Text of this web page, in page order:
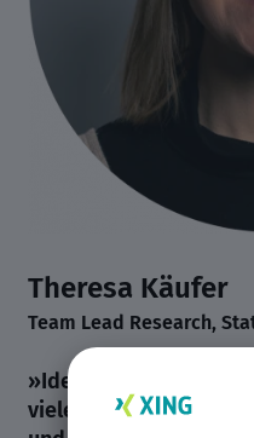
Theresa Käufer
Team Lead Research,
»Ideen rund um das
viele. Spannend ist,